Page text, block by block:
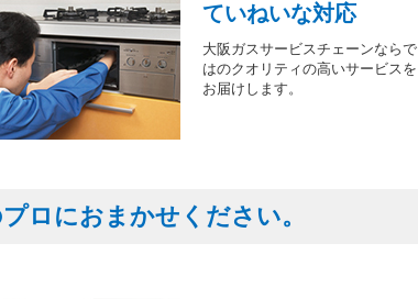
ていねいな対応
大阪ガスサービスチェーンならで
はのクオリティの高いサービスを
お届けします。
ロにおまかせください。